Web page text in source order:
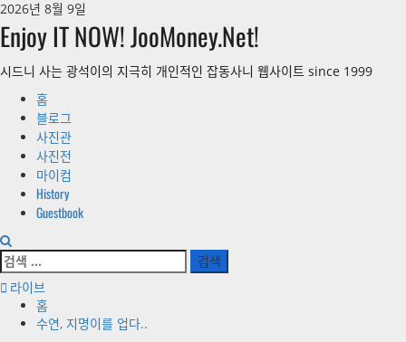
콘
텐
츠
로
바
2026년 8월 9일
Enjoy IT NOW! JooMoney.Net!
시드니 사는 광석이의 지극히 개인적인 잡동사니 웹사이트 since 1999
홈
블로그
사진관
사진전
마이컴
History
Guestbook
검
색:
라이브
홈
수연, 지명이를 업다..